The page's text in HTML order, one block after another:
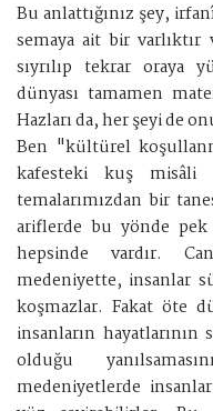
Bu anlattığınız şey,
semaya ait bir varlıktır
sıyrılıp tekrar oraya
dünyası tamamen
Hazları da, her şeyi de
Ben "kültürel
kafesteki kuş misâli
temalarımızdan bir
ariflerde bu yönde
hepsinde vardır.
medeniyette, insanlar
koşmazlar. Fakat öte
insanların hayatlarının
olduğu
medeniyetlerde